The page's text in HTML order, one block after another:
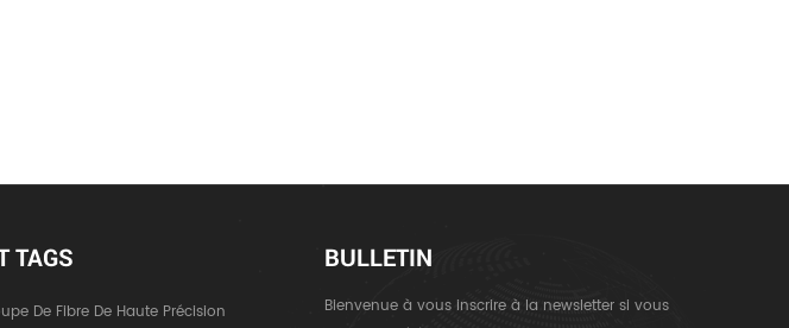
TAGS
De Fibre De Haute Précision
BULLETIN
Bienvenue à vous inscrire à la newsletter si vous